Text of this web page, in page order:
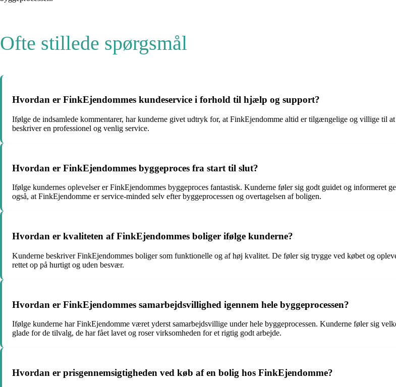
Ofte stillede spørgsmål
Hvordan er FinkEjendommes kundeservice i forhold til hjælp og support?
Ifølge de indsamlede kommentarer, har kunderne givet udtryk for, at FinkEjendomme altid er tilgængelige og villige til
beskriver en professionel og venlig service.
Hvordan er FinkEjendommes byggeproces fra start til slut?
Ifølge kundernes oplevelser er FinkEjendommes byggeproces fantastisk. Kunderne føler sig godt guidet og informeret
også, at FinkEjendomme er service-minded selv efter byggeprocessen og overtagelsen af boligen.
Hvordan er kvaliteten af FinkEjendommes boliger ifølge kunderne?
Kunderne beskriver FinkEjendommes boliger som funktionelle og af høj kvalitet. De føler sig trygge ved købet og
rettet op på hurtigt og uden besvær.
Hvordan er FinkEjendommes samarbejdsvillighed igennem hele byggeprocessen?
Ifølge kunderne har FinkEjendomme været yderst samarbejdsvillige under hele byggeprocessen. Kunderne føler sig
glade for de tilvalg, de har fået lavet og roser virksomheden for et rigtig godt arbejde.
Hvordan er prisgennemsigtigheden ved køb af en bolig hos FinkEjendomme?